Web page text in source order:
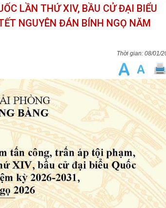
LẦN THỨ XIV, BẦU CỬ ĐẠI BIỂU
NGUYÊN ĐÁN BÍNH NGỌ NĂM
08/01/